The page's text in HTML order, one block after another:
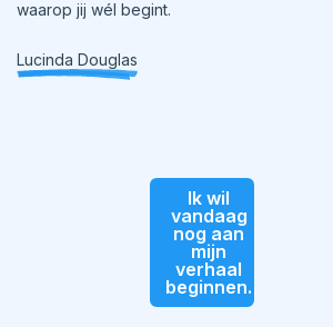
waarop jij wél begint.
Lucinda Douglas
Ik wil
vandaag
nog aan
mijn
verhaal
beginnen.